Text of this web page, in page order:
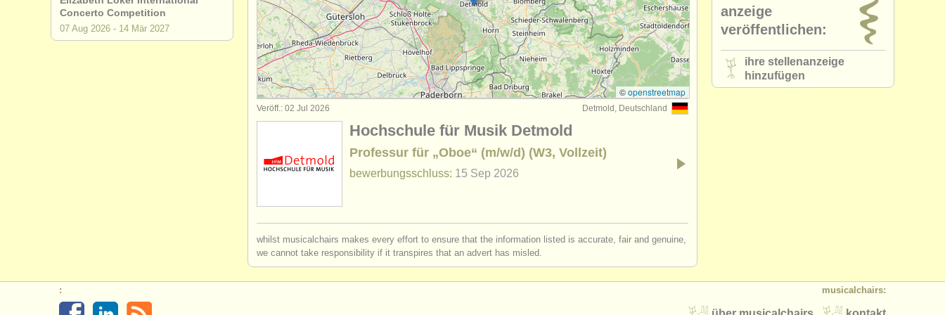
degree courses: baroque oboe (1)
wettbewerb oboe (5)
kleinanzeigen oboe (19)
©openstreetmap
Detmold, Deutschland
Veröff.: 02 Jul 2026
Hochschule für Musik Detmold
Professur für „Oboe“ (m/w/d) (W3, Vollzeit)
bewerbungsschluss: 15 Sep 2026
whilst musicalchairs makes every effort to ensure that the information listed is accurate, fair and genuine,
we cannot take responsibility if it transpires that an advert has misled.
Concerto Competition
07 Aug 2026 - 14 Mär 2027
anzeige
veröffentlichen:
ihre stellenanzeige
hinzufügen
musicalchairs:
: